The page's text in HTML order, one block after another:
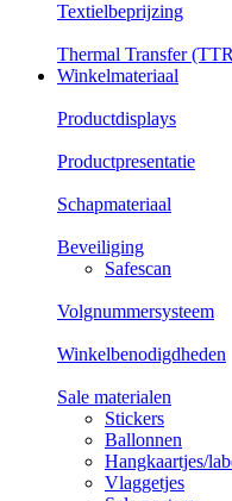
Textielbeprijzing
Thermal Transfer
Winkelmateriaal
Productdisplays
Productpresentatie
Schapmateriaal
Beveiliging
Safescan
Volgnummersysteem
Winkelbenodigdheden
Sale materialen
Stickers
Ballonnen
Hangkaartjes/
Vlaggetjes